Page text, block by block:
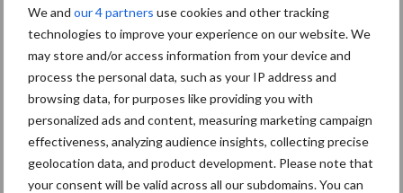
We and our 4 partners use cookies and other tracking
technologies to improve your experience on our website. We
may store and/or access information from your device and
process the personal data, such as your IP address and
browsing data, for purposes like providing you with
personalized ads and content, measuring marketing campaign
effectiveness, analyzing audience insights, collecting precise
geolocation data, and product development. Please note that
your consent will be valid across all our subdomains. You can
Tien praktische tips voor
een langere levensduur
“Vraag naar praktische
hygieneoplossingen is in
Polen groter dan ooit”